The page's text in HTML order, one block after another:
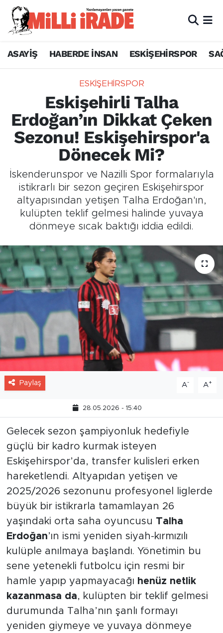
ASAYİŞ HABERDE İNSAN ESKİŞEHİRSPOR
ESKİŞEHİRSPOR
Eskişehirli Talha
Erdoğan’ın Dikkat Çeken
Sezonu! Eskişehirspor'a
Dönecek Mi?
İskenderunspor ve Nazilli Spor formalarıyla
istikrarlı bir sezon geçiren Eskişehirspor
altyapısından yetişen Talha Erdoğan'ın,
kulüpten teklif gelmesi halinde yuvaya
dönmeye sıcak baktığı iddia edildi.
Paylaş A- A+
28.05.2026 - 15:40
Gelecek sezon şampiyonluk hedefiyle
güçlü bir kadro kurmak isteyen
Eskişehirspor’da, transfer kulisleri erken
hareketlendi. Altyapıdan yetişen ve
2025/2026 sezonunu profesyonel liglerde
büyük bir istikrarla tamamlayan 26
yaşındaki orta saha oyuncusu Talha
Erdoğan’ın ismi yeniden siyah-kırmızılı
kulüple anılmaya başlandı. Yönetimin bu
sene yetenekli futbolcu için resmi bir
hamle yapıp yapmayacağı henüz netlik
kazanmasa da, kulüpten bir teklif gelmesi
durumunda Talha’nın şanlı formayı
yeniden giymeye ve yuvaya dönmeye